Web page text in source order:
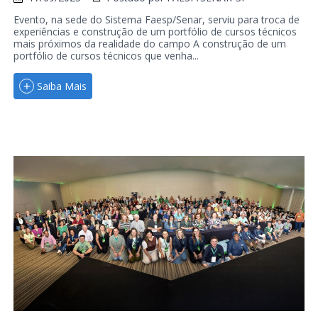
Evento, na sede do Sistema Faesp/Senar, serviu para troca de
experiências e construção de um portfólio de cursos técnicos
mais próximos da realidade do campo A construção de um
portfólio de cursos técnicos que venha...
Saiba Mais